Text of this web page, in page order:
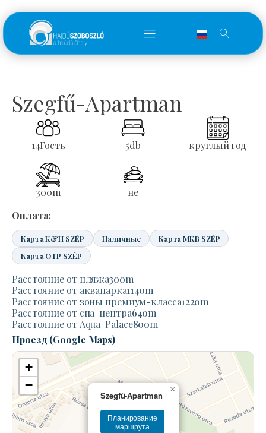
Szegfű-Apartman
14Гость 5db круглый год
300m
не
Оплата:
Карта K&H SZÉP Наличные
Карта MKB SZÉP
Карта OTP SZÉP
Расстояние от пляжа300m
Расстояние от аквапарка1140m
Расстояние от зоны премиум-класса1220m
Расстояние от спа-центра640m
Расстояние от Aqua-Palace800m
Проезд (Google Maps)
Szegfű-Apartman
Планирование
маршрута
×
+
−